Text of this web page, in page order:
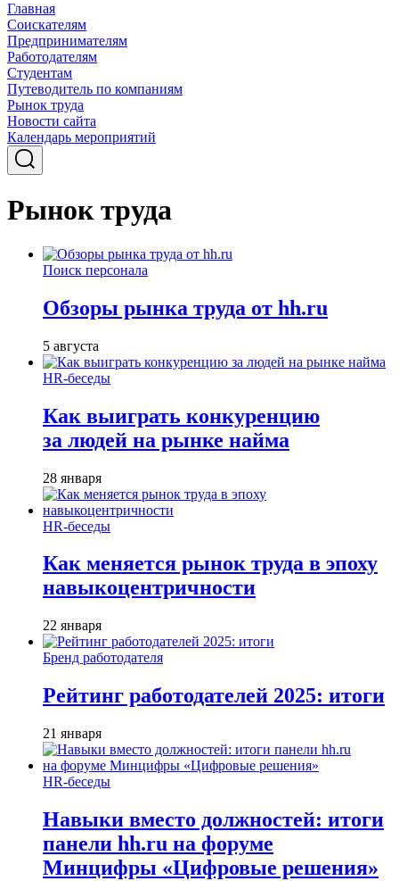
Главная
Соискателям
Предпринимателям
Работодателям
Студентам
Путеводитель по компаниям
Рынок труда
Новости сайта
Календарь мероприятий
Рынок труда
Поиск персонала
Обзоры рынка труда от hh.ru
5 августа
HR-беседы
Как выиграть конкуренцию
за людей на рынке найма
28 января
HR-беседы
Как меняется рынок труда в эпоху
навыкоцентричности
22 января
Бренд работодателя
Рейтинг работодателей 2025: итоги
21 января
HR-беседы
Навыки вместо должностей: итоги
панели hh.ru на форуме
Минцифры «Цифровые решения»